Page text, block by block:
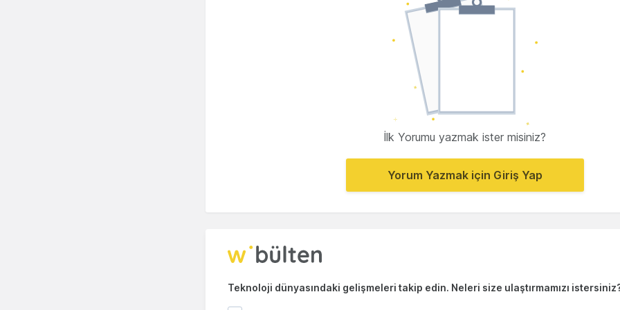
İlk Yorumu yazmak ister misiniz?
Yorum Yazmak için Giriş Yap
Teknoloji dünyasındaki gelişmeleri takip edin. Neleri size ulaştırmamızı